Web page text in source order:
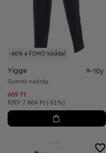
-60% a FOMO kóddal
Yigga 9-10y
Gyerek nadrág
669 Ft
Ajánlott ár:
RRP 7 864 Ft (-91%)